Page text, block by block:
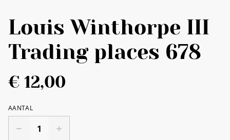
Louis Winthorpe III
Trading places 678
€ 12,00
AANTAL